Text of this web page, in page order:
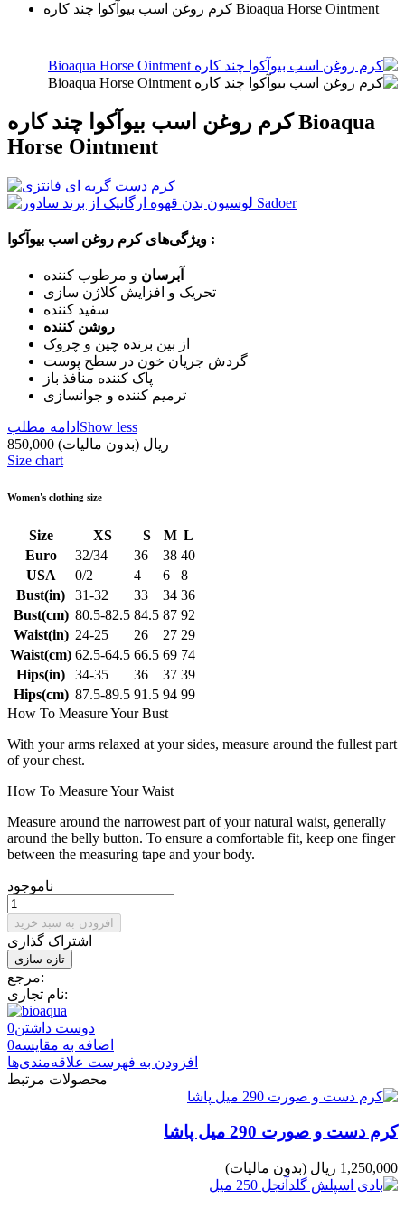
کرم روغن اسب بیوآکوا چند کاره Bioaqua Horse Ointment
کرم روغن اسب بیوآکوا چند کاره Bioaqua
Horse Ointment
ویژگی‌های کرم روغن اسب بیوآکوا :
آبرسان و مرطوب کننده
تحریک و افزایش کلاژن سازی
سفید کننده
روشن کننده
از بین برنده چین و چروک
گردش جریان خون در سطح پوست
پاک کننده منافذ باز
ترمیم کننده و جوانسازی
ادامه مطلب Show less
850,000 ریال (بدون مالیات)
Size chart
Women's clothing size
Size XS S M L
Euro
32/34 36 38 40
USA
0/2 4 6
8
Bust(in)
31-32 33 34 36
Bust(cm) 80.5-82.5 84.5 87 92
Waist(in) 24-25 26 27 29
Waist(cm) 62.5-64.5 66.5 69 74
Hips(in)
34-35 36 37 39
Hips(cm) 87.5-89.5 91.5 94 99
How To Measure Your Bust
With your arms relaxed at your sides, measure around the fullest part
of your chest.
How To Measure Your Waist
Measure around the narrowest part of your natural waist, generally
around the belly button. To ensure a comfortable fit, keep one finger
between the measuring tape and your body.
ناموجود
افزودن به سبد خرید
اشتراک گذاری
مرجع:
نام تجاری:
دوست داشتن0
اضافه به مقایسه0
افزودن به فهرست علاقه‌مندی‌ها
محصولات مرتبط
کرم دست و صورت 290 میل پاشا
1,250,000 ریال (بدون مالیات)